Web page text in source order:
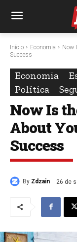
Início Economia
Now
Success
Economia
Política
Now Is
About
Success
By Zdzain 26 de